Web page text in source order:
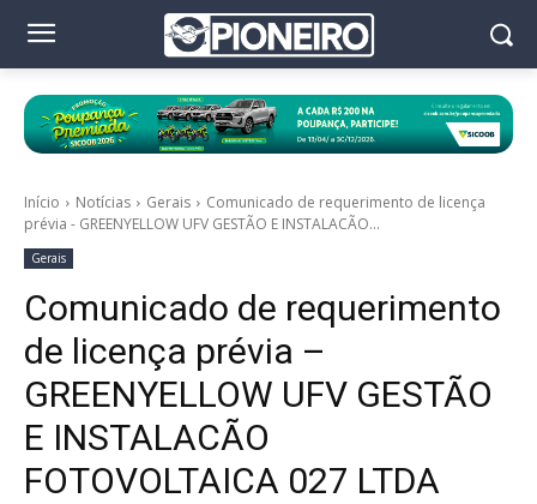
Início Notícias Gerais
Comunicado de requerimento de licença
prévia - GREENYELLOW UFV GESTÃO E INSTALACÃO...
Gerais
Comunicado de requerimento
de licença prévia –
GREENYELLOW UFV GESTÃO
E INSTALACÃO
FOTOVOLTAICA 027 LTDA